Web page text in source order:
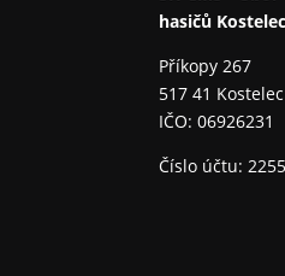
hasičů
Příkopy 267
517 41
IČO: 06926231
Číslo účtu: